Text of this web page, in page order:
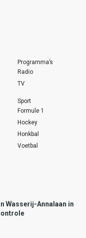
Programma’s
Radio
TV
Sport
Formule 1
Hockey
Honkbal
Voetbal
Wasserij-Annalaan in